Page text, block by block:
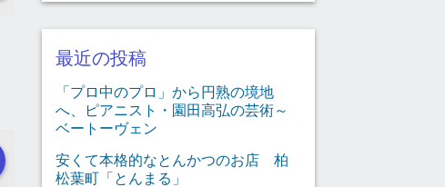
最近の投稿
「プロ中のプロ」から円熟の境地
へ、ピアニスト・園田高弘の芸術～
ベートーヴェン
安くて本格的なとんかつのお店 柏
松葉町「とんまる」